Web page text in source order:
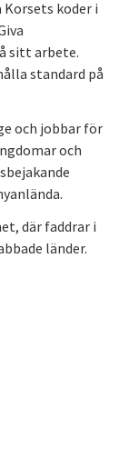
koder i
sitt arbete.
standard på
och jobbar för
och
där faddrar i
länder.